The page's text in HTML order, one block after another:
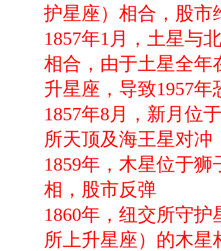
护星座）相合，股市
1857年1月，土星与
相合，由于土星全年
升星座，导致1957年
1857年8月，新月位
所天顶及海王星对
1859年，木星位于
相，股市反弹
1860年，纽交所守
所上升星座）的木星